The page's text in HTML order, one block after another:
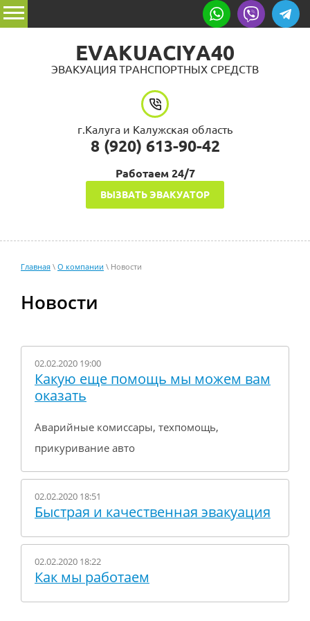
EVAKUACIYA40
ЭВАКУАЦИЯ ТРАНСПОРТНЫХ СРЕДСТВ
Работаем 24/7
ВЫЗВАТЬ ЭВАКУАТОР
г.Калуга и Калужская область
8 (920) 613-90-42
Главная \ О компании \ Новости
Новости
02.02.2020 19:00
Какую еще помощь мы можем вам
оказать
Аварийные комиссары, техпомощь,
прикуривание авто
02.02.2020 18:51
Быстрая и качественная эвакуация
02.02.2020 18:22
Как мы работаем